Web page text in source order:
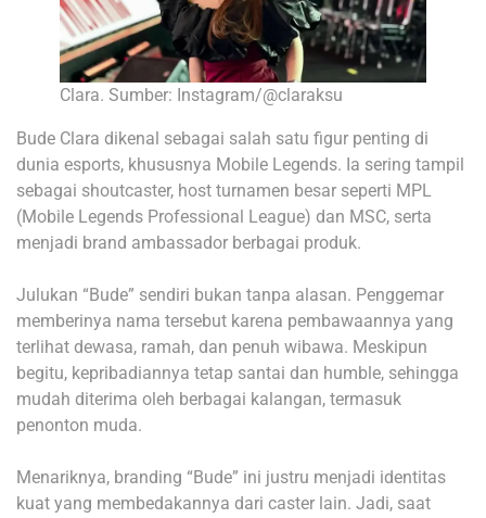
Clara. Sumber: Instagram/@claraksu
Bude Clara dikenal sebagai salah satu figur penting di
dunia esports, khususnya Mobile Legends. Ia sering tampil
sebagai shoutcaster, host turnamen besar seperti MPL
(Mobile Legends Professional League) dan MSC, serta
menjadi brand ambassador berbagai produk.
Julukan “Bude” sendiri bukan tanpa alasan. Penggemar
memberinya nama tersebut karena pembawaannya yang
terlihat dewasa, ramah, dan penuh wibawa. Meskipun
begitu, kepribadiannya tetap santai dan humble, sehingga
mudah diterima oleh berbagai kalangan, termasuk
penonton muda.
Menariknya, branding “Bude” ini justru menjadi identitas
kuat yang membedakannya dari caster lain. Jadi, saat